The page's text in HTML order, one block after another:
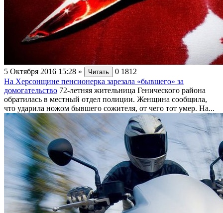
5 Октября 2016 15:28 » Читать 0 1812
На Херсонщине пенсионерка зарезала «бывшего» за
домогательство 72-летняя жительница Генического района
обратилась в местный отдел полиции. Женщина сообщила,
что ударила ножом бывшего сожителя, от чего тот умер. На...